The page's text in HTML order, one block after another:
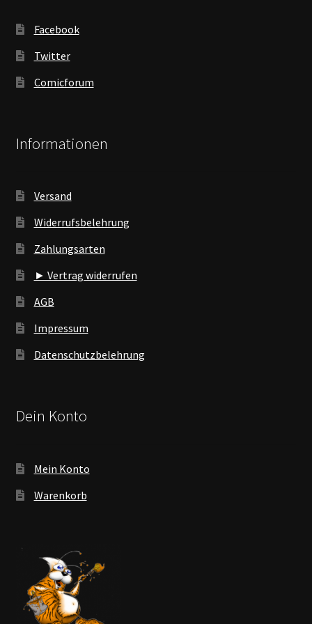
Facebook
Twitter
Comicforum
Informationen
Versand
Widerrufsbelehrung
Zahlungsarten
► Vertrag widerrufen
AGB
Impressum
Datenschutzbelehrung
Dein Konto
Mein Konto
Warenkorb